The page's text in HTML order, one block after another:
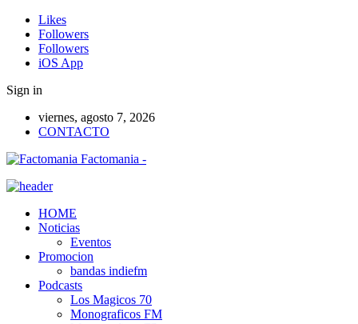
Likes
Followers
Followers
iOS App
Sign in
viernes, agosto 7, 2026
CONTACTO
Factomania -
HOME
Noticias
Eventos
Promocion
bandas indiefm
Podcasts
Los Magicos 70
Monograficos FM